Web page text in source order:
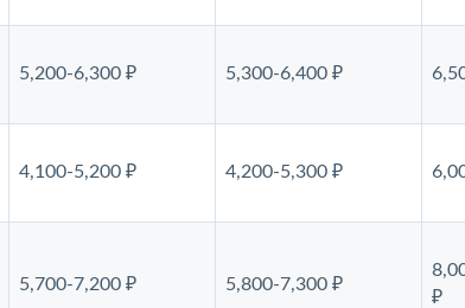
5,200-6,300 ₽ 5,300-6,400 ₽
4,100-5,200 ₽ 4,200-5,300 ₽
5,700-7,200 ₽ 5,800-7,300 ₽
₽